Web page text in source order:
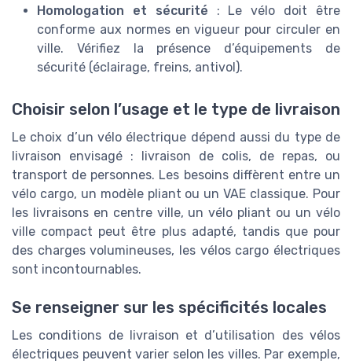
Homologation et sécurité : Le vélo doit être
conforme aux normes en vigueur pour circuler en
ville. Vérifiez la présence d’équipements de
sécurité (éclairage, freins, antivol).
Choisir selon l’usage et le type de livraison
Le choix d’un vélo électrique dépend aussi du type de
livraison envisagé : livraison de colis, de repas, ou
transport de personnes. Les besoins diffèrent entre un
vélo cargo, un modèle pliant ou un VAE classique. Pour
les livraisons en centre ville, un vélo pliant ou un vélo
ville compact peut être plus adapté, tandis que pour
des charges volumineuses, les vélos cargo électriques
sont incontournables.
Se renseigner sur les spécificités locales
Les conditions de livraison et d’utilisation des vélos
électriques peuvent varier selon les villes. Par exemple,